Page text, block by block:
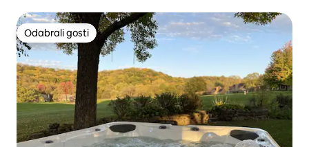
Odabrali gosti
Odabrali gosti